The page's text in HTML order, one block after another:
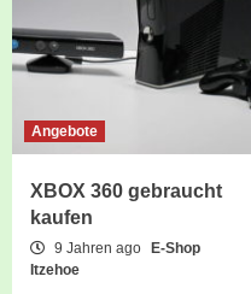
Angebote
XBOX 360 gebraucht
kaufen
9 Jahren ago
E-Shop
Itzehoe